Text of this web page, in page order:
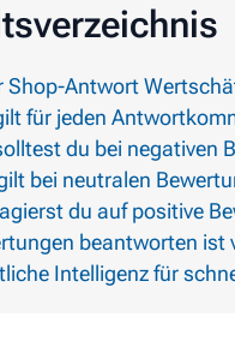
Shop-Antwort
für jeden
du bei negativen
bei neutralen
du auf positive
beantworten ist
Intelligenz für